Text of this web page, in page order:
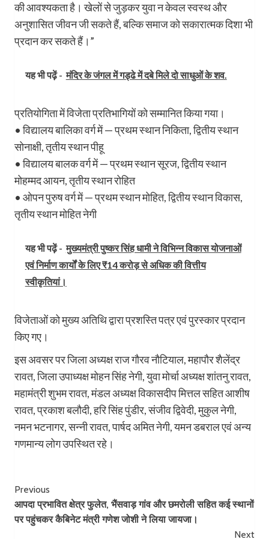
की आवश्यकता है। खेलों से जुड़कर युवा न केवल स्वस्थ और
अनुशासित जीवन जी सकते हैं, बल्कि समाज को सकारात्मक दिशा भी
प्रदान कर सकते हैं।”
यह भी पढ़ें - मंदिर के जंगल में गड्ढे में दबे मिले दो साधुओं के शव.
प्रतियोगिता में विजेता प्रतिभागियों को सम्मानित किया गया।
• विद्यालय बालिका वर्ग में — प्रथम स्थान निकिता, द्वितीय स्थान
सोनाक्षी, तृतीय स्थान पीहू
• विद्यालय बालक वर्ग में — प्रथम स्थान सूरज, द्वितीय स्थान
मोहम्मद आयन, तृतीय स्थान रोहित
• ओपन पुरुष वर्ग में — प्रथम स्थान मोहित, द्वितीय स्थान विकास,
तृतीय स्थान मोहित नेगी
यह भी पढ़ें - मुख्यमंत्री पुष्कर सिंह धामी ने विभिन्न विकास योजनाओं
एवं निर्माण कार्यों के लिए ₹14 करोड़ से अधिक की वित्तीय
स्वीकृतियां।
विजेताओं को मुख्य अतिथि द्वारा प्रशस्ति पत्र एवं पुरस्कार प्रदान
किए गए।
इस अवसर पर जिला अध्यक्ष राज गौरव नौटियाल, महापौर शैलेंद्र
रावत, जिला उपाध्यक्ष मोहन सिंह नेगी, युवा मोर्चा अध्यक्ष शांतनु रावत,
महामंत्री शुभम रावत, मंडल अध्यक्ष विकासदीप मित्तल सहित आशीष
रावत, प्रकाश बलौदी, हरि सिंह पुंडीर, संजीव द्विवेदी, मुकुल नेगी,
नमन भटनागर, सन्नी रावत, पार्षद अमित नेगी, यमन डबराल एवं अन्य
गणमान्य लोग उपस्थित रहे।
Post
Navigation
Previous
आपदा प्रभावित क्षेत्र फुलेत, भैंसवाड़ गांव और छमरोली सहित कई स्थानों
पर पहुंचकर कैबिनेट मंत्री गणेश जोशी ने लिया जायजा।
Next